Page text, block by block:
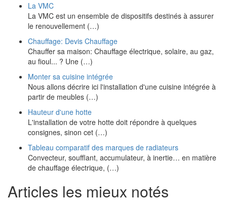
La VMC
La VMC est un ensemble de dispositifs destinés à assurer
le renouvellement (…)
Chauffage: Devis Chauffage
Chauffer sa maison: Chauffage électrique, solaire, au gaz,
au fioul... ? Une (…)
Monter sa cuisine intégrée
Nous allons décrire ici l'installation d'une cuisine intégrée à
partir de meubles (…)
Hauteur d'une hotte
L'installation de votre hotte doit répondre à quelques
consignes, sinon cet (…)
Tableau comparatif des marques de radiateurs
Convecteur, soufflant, accumulateur, à inertie… en matière
de chauffage électrique, (…)
Articles les mieux notés